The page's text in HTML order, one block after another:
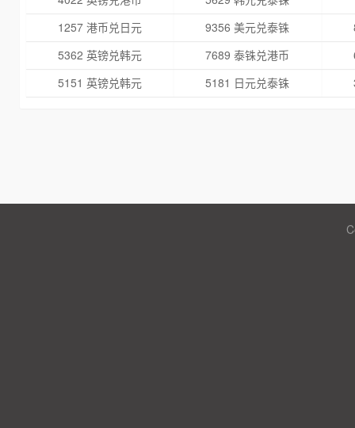
1257 港币兑日元
9356 美元兑泰铢
5362 英镑兑韩元
7689 泰铢兑港币
5151 英镑兑韩元
5181 日元兑泰铢